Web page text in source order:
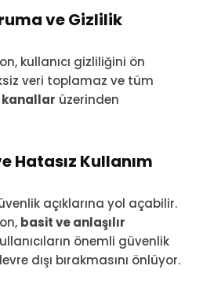
ve Gizlilik
kullanıcı gizliliğini ön
veri toplamaz ve tüm
üzerinden
Hatasız Kullanım
açıklarına yol açabilir.
basit ve anlaşılır
önemli güvenlik
dışı bırakmasını önlüyor.